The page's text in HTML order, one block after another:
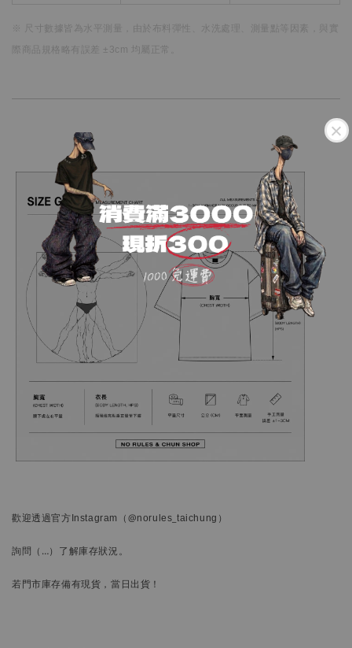
※ 尺寸數據皆為水平測量， 由於布料彈性、水洗處理、測量點等因素，
際商品規格略有誤差 ±3cm 均屬正常。
歡迎透過官方Instagram （@norules_taichung）
詢問 （…） 了解庫存狀況。
若門市庫存備有現貨，當日出貨！